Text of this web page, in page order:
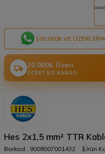
100.000₺ VE ÜZERI
20.000₺ Üzeri
ÜCRETSIZ KARGO
Hes 2x1,5 mm² TTR
Barkod : 9008007001432 Ürün